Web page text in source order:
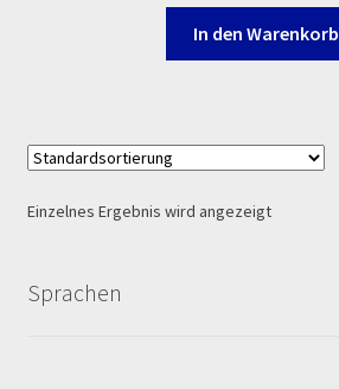
In den Warenkorb
Einzelnes Ergebnis wird angezeigt
Sprachen